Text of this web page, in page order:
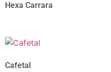
Hexa Carrara
Cafetal